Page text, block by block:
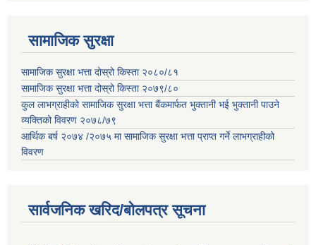
सामाजिक सुरक्षा
सामाजिक सुरक्षा भत्ता दोस्रो किस्ता २०८०/८१
सामाजिक सुरक्षा भत्ता दोस्रो किस्ता २०७९/८०
कुल लाभग्राहीको सामाजिक सुरक्षा भत्ता बैंकमार्फत भुक्तानी भई भुक्तानी पाउने
व्यक्तिको विवरण २०७८/७९
आर्थिक बर्ष २०७४ /२०७५ मा सामाजिक सुरक्षा भत्ता प्राप्त गर्ने लाभग्राहीको
विवरण
सार्वजनिक खरिद/बोलपत्र सूचना